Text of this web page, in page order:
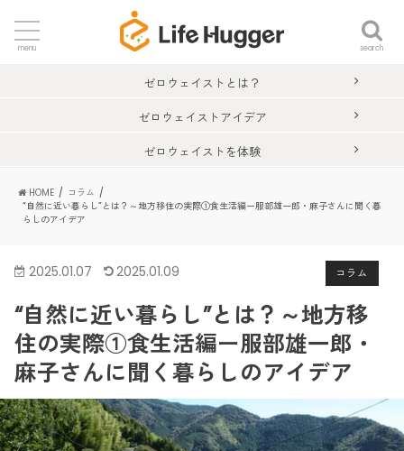
search
menu
ゼロウェイストとは？
ゼロウェイストアイデア
ゼロウェイストを体験
HOME
コラム
“自然に近い暮らし”とは？～地方移住の実際①食生活編ー服部雄一郎・麻子さんに聞く暮
らしのアイデア
コラム
2025.01.07 2025.01.09
“自然に近い暮らし”とは？～地方移
住の実際①食生活編ー服部雄一郎・
麻子さんに聞く暮らしのアイデア